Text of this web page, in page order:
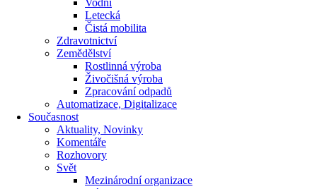
Letecká
Čistá mobilita
Zdravotnictví
Zemědělství
Rostlinná výroba
Živočišná výroba
Zpracování odpadů
Automatizace, Digitalizace
Současnost
Aktuality, Novinky
Komentáře
Rozhovory
Svět
Mezinárodní organizace